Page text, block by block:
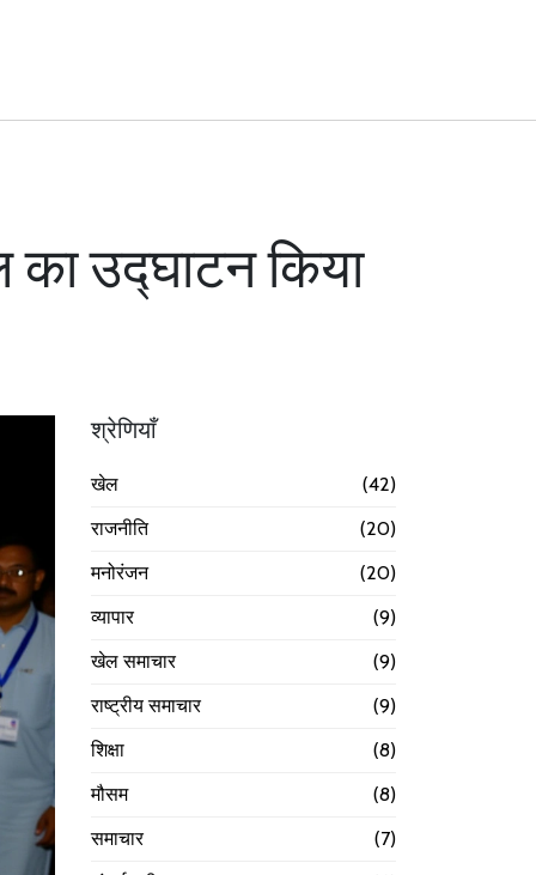
उद्घाटन किया
श्रेणियाँ
खेल
(42)
राजनीति
(20)
मनोरंजन
(20)
व्यापार
(9)
खेल समाचार
(9)
राष्ट्रीय समाचार
(9)
शिक्षा
(8)
मौसम
(8)
समाचार
(7)